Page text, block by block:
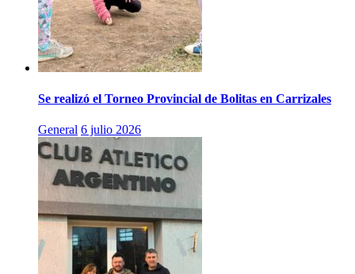
Se realizó el Torneo Provincial de Bolitas en Carrizales
General 6 julio 2026